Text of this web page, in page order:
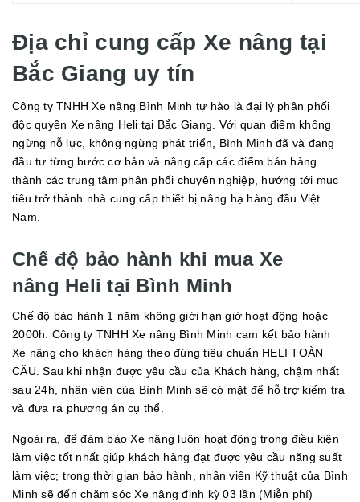
Địa chỉ cung cấp Xe nâng tại
Bắc Giang uy tín
Công ty TNHH Xe nâng Bình Minh tự hào là đại lý phân phối
độc quyền Xe nâng Heli tại Bắc Giang. Với quan điểm không
ngừng nỗ lực, không ngừng phát triển, Bình Minh đã và đang
đầu tư từng bước cơ bản và nâng cấp các điểm bán hàng
thành các trung tâm phân phối chuyên nghiệp, hướng tới mục
tiêu trở thành nhà cung cấp thiết bị nâng hạ hàng đầu Việt
Nam.
Chế độ bảo hành khi mua Xe
nâng Heli tại Bình Minh
Chế độ bảo hành 1 năm không giới hạn giờ hoạt động hoặc
2000h. Công ty TNHH Xe nâng Bình Minh cam kết bảo hành
Xe nâng cho khách hàng theo đúng tiêu chuẩn HELI TOÀN
CẦU. Sau khi nhận được yêu cầu của Khách hàng, chậm nhất
sau 24h, nhân viên của Bình Minh sẽ có mặt để hỗ trợ kiểm tra
và đưa ra phương án cụ thể.
Ngoài ra, để đảm bảo Xe nâng luôn hoạt động trong điều kiện
làm việc tốt nhất giúp khách hàng đạt được yêu cầu năng suất
làm việc; trong thời gian bảo hành, nhân viên Kỹ thuật của Bình
Minh sẽ đến chăm sóc Xe nâng định kỳ 03 lần (Miễn phí)